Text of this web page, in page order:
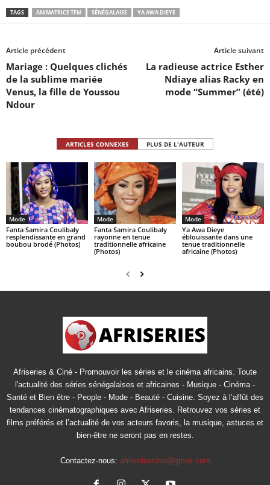
TAGS ANIMATRICE TFM SÉNÉGALAISE YA AWA DIEYE
Article précédent
Mariage : Quelques clichés
de la sublime mariée
Venus, la fille de Youssou
Ndour
Article suivant
La radieuse actrice Esther
Ndiaye alias Racky en
mode “Summer” (été)
ARTICLES CONNEXES PLUS DE L'AUTEUR
Mode
Fanta Samira Coulibaly
resplendissante en grand
boubou brodé (Photos)
Mode
Fanta Samira Coulibaly
rayonne en tenue
traditionnelle africaine
(Photos)
Mode
Ya Awa Dieye
éblouissante dans une
tenue traditionnelle
africaine (Photos)
Afriseries & Ciné - Promouvoir les séries et le cinéma africains. Toute
l'actualité des séries sénégalaises et africaines - Musique - Cinéma -
Santé et Bien être - People - Mode - Beauté - Cuisine. Soyez à l’affût des
tendances cinématographiques avec Afriseries. Retrouvez vos séries et
films préférés et l’actualité de vos acteurs favoris, la musique, astuces et
bien-être ne seront pas en restes.
Contactez-nous: afriseriescine@gmail.com